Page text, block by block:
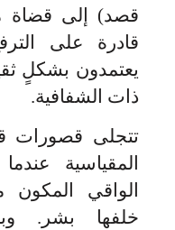
قصد) إلى قضاة
قادرة على
يعتمدون بشكلٍ
ذات الشفافية.
تتجلى قصورات
المقياسية
الواقي
خلفها بشر.